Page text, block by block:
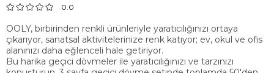
0.0
OOLY, birbirinden renkli ürünleriyle yaratıcılığınızı ortaya
çıkarıyor, sanatsal aktivitelerinize renk katıyor; ev, okul ve ofis
alanınızı daha eğlenceli hale getiriyor.
Bu harika geçici dövmeler ile yaratıcılığınızı ve tarzınızı